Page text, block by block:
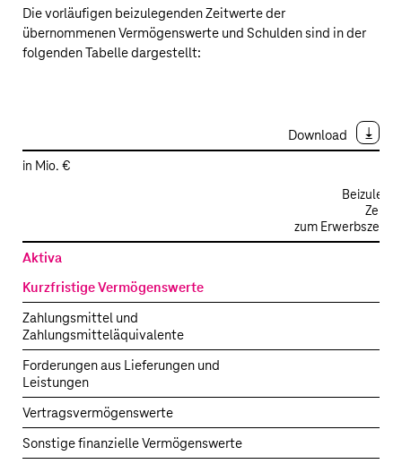
Die vorläufigen beizulegenden Zeitwerte der
übernommenen Vermögenswerte und Schulden sind in der
folgenden Tabelle dargestellt:
Download
Erwerb
UScellular
–
Vorläufige
beizulegende
Zeitwerte
der
übernommenen
Vermögenswerte
und
in Mio. €
zum
Aktiva
Kurzfristige Vermögenswerte
Zahlungsmittel und
Zahlungsmitteläquivalente
Forderungen aus Lieferungen und
Leistungen
Vertragsvermögenswerte
Sonstige finanzielle Vermögenswerte